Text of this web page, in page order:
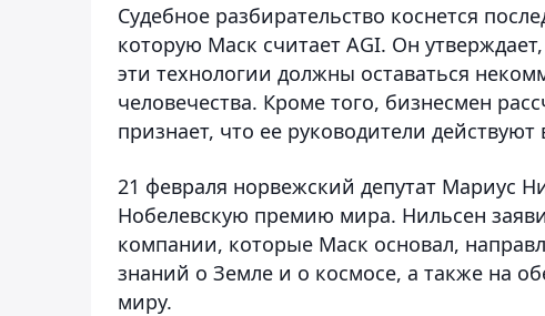
Судебное разбирательство коснется
которую Маск считает AGI. Он
эти технологии должны оставаться
человечества. Кроме того, бизнесмен
признает, что ее руководители
21 февраля норвежский депутат Мариус
Нобелевскую премию мира. Нильсен
компании, которые Маск основал,
знаний о Земле и о космосе, а также на
миру.